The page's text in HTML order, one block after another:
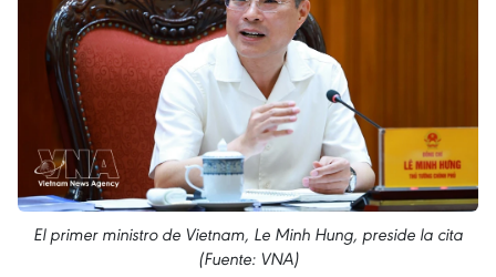
El primer ministro de Vietnam, Le Minh Hung, preside la cita
(Fuente: VNA)